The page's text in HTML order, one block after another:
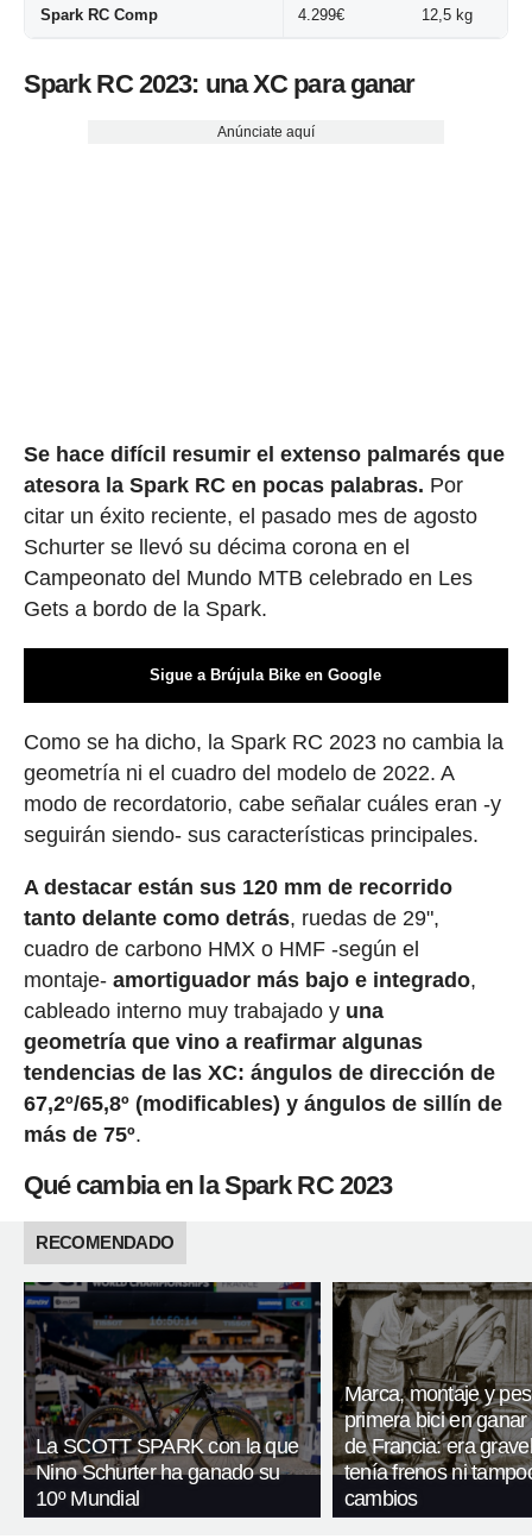
Spark RC Comp 4.299€ 12,5 kg
Spark RC 2023: una XC para ganar
Anúnciate aquí
Se hace difícil resumir el extenso palmarés que
atesora la Spark RC en pocas palabras. Por
citar un éxito reciente, el pasado mes de agosto
Schurter se llevó su décima corona en el
Campeonato del Mundo MTB celebrado en Les
Gets a bordo de la Spark.
Sigue a Brújula Bike en Google
Como se ha dicho, la Spark RC 2023 no cambia la
geometría ni el cuadro del modelo de 2022. A
modo de recordatorio, cabe señalar cuáles eran -y
seguirán siendo- sus características principales.
A destacar están sus 120 mm de recorrido
tanto delante como detrás, ruedas de 29",
cuadro de carbono HMX o HMF -según el
montaje- amortiguador más bajo e integrado,
cableado interno muy trabajado y una
geometría que vino a reafirmar algunas
tendencias de las XC: ángulos de dirección de
67,2º/65,8º (modificables) y ángulos de sillín de
más de 75º.
Qué cambia en la Spark RC 2023
RECOMENDADO
La SCOTT SPARK con la que
Nino Schurter ha ganado su
10º Mundial
Marca, montaje y
primera bici en ganar
de Francia: era
tenía frenos ni
cambios